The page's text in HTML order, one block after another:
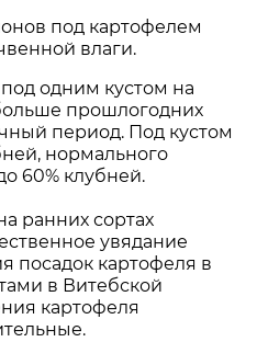
под картофелем
влаги.
одним кустом на
прошлогодних
период. Под кустом
нормального
60% клубней.
ранних сортах
увядание
посадок картофеля в
в Витебской
картофеля